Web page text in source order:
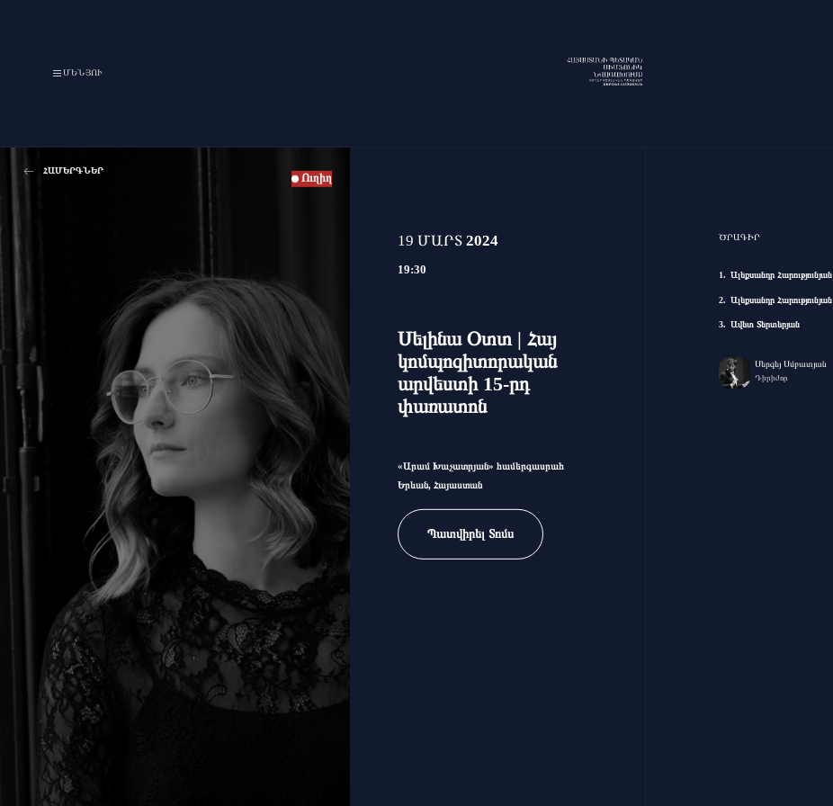
ՄԵՆՅՈՒ
ՀԱՄԵՐԳՆԵՐ
Ուղիղ
19 ՄԱՐՏ2024
19:30
Սելինա Օտտ | Հայ
կոմպոզիտորական
արվեստի 15-րդ
փառատոն
«Արամ Խաչատրյան» համերգասրահ
Երևան, Հայաստան
Պատվիրել Տոմս
ԾՐԱԳԻՐ
Ալեքսանդր Հարությունյան
Ալեքսանդր Հարությունյան
Ավետ Տերտերյան
Սերգեյ Սմբատյան
Դիրիժոր